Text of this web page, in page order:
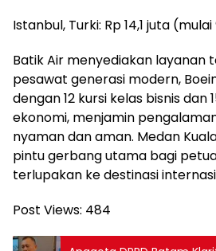
Istanbul, Turki: Rp 14,1 juta
Batik Air menyediakan layanan
pesawat generasi modern,
dengan 12 kursi kelas bisnis dan
ekonomi, menjamin
nyaman dan aman. Medan
pintu gerbang utama bagi
terlupakan ke destinasi
Post Views: 484